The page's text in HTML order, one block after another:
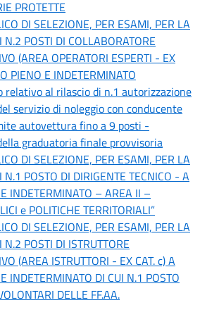
PROTETTE
DI SELEZIONE, PER ESAMI, PER LA
N.2 POSTI DI COLLABORATORE
(AREA OPERATORI ESPERTI - EX
PIENO E INDETERMINATO
relativo al rilascio di n.1 autorizzazione
servizio di noleggio con conducente
autovettura fino a 9 posti -
graduatoria finale provvisoria
DI SELEZIONE, PER ESAMI, PER LA
N.1 POSTO DI DIRIGENTE TECNICO - A
INDETERMINATO – AREA II –
e POLITICHE TERRITORIALI”
DI SELEZIONE, PER ESAMI, PER LA
N.2 POSTI DI ISTRUTTORE
(AREA ISTRUTTORI - EX CAT. c) A
INDETERMINATO DI CUI N.1 POSTO
DELLE FF.AA.